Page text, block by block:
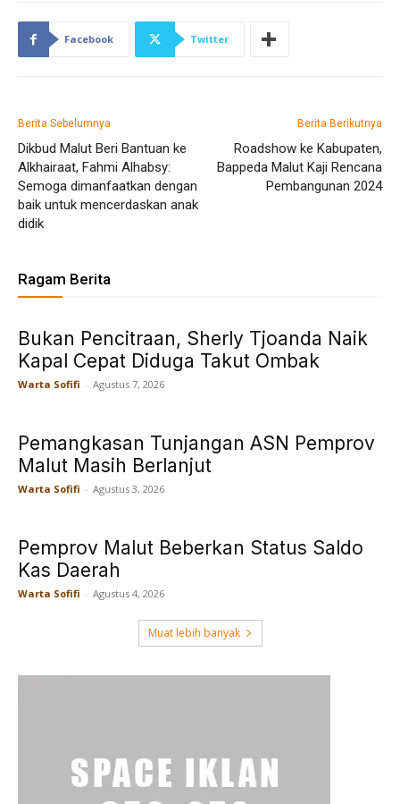
Facebook Twitter
Berita Sebelumnya
Dikbud Malut Beri Bantuan ke
Alkhairaat, Fahmi Alhabsy:
Semoga dimanfaatkan dengan
baik untuk mencerdaskan anak
didik
Berita Berikutnya
Roadshow ke Kabupaten,
Bappeda Malut Kaji Rencana
Pembangunan 2024
Ragam Berita
Bukan Pencitraan, Sherly Tjoanda Naik
Kapal Cepat Diduga Takut Ombak
Warta Sofifi - Agustus 7, 2026
Pemangkasan Tunjangan ASN Pemprov
Malut Masih Berlanjut
Warta Sofifi - Agustus 3, 2026
Pemprov Malut Beberkan Status Saldo
Kas Daerah
Warta Sofifi - Agustus 4, 2026
Muat lebih banyak